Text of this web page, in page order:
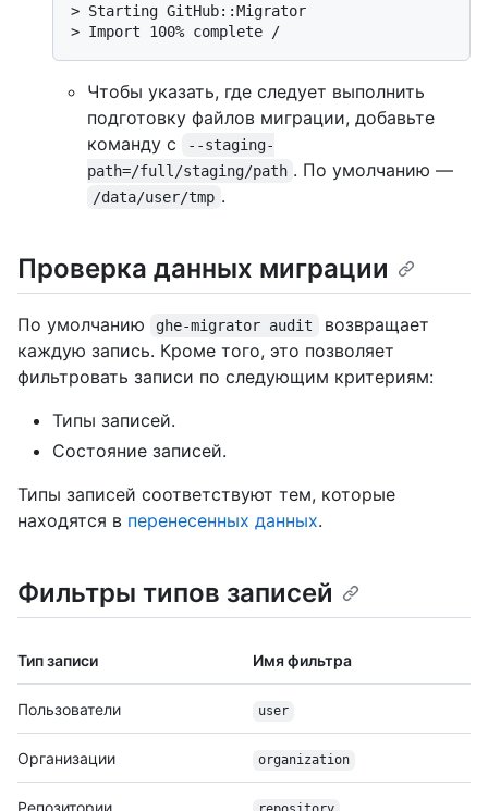
> Starting GitHub::Migrator
> Import 100% complete /
Чтобы указать, где следует выполнить
подготовку файлов миграции, добавьте
команду с
--staging-
path=/full/staging/path . По умолчанию —
/data/user/tmp .
Проверка данных миграции
По умолчанию ghe-migrator audit
возвращает
каждую запись. Кроме того, это позволяет
фильтровать записи по следующим критериям:
Типы записей.
Состояние записей.
Типы записей соответствуют тем, которые
находятся в перенесенных данных.
Фильтры типов записей
Тип записи Имя фильтра
Пользователи user
Организации organization